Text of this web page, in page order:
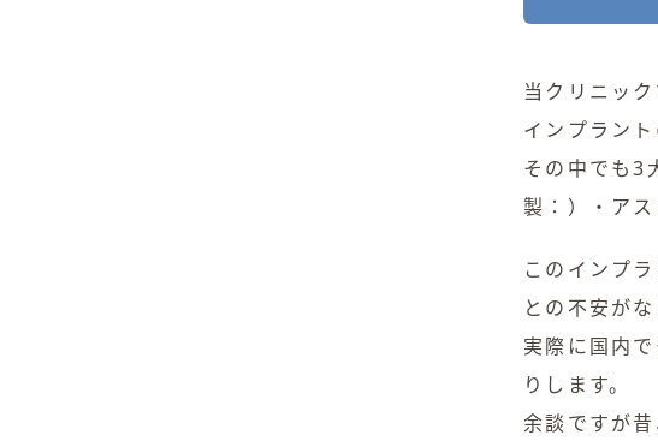
当クリニッ
インプラン
その中でも3
製：）・ア
このインプ
との不安がな
実際に国内
りします。
余談ですが